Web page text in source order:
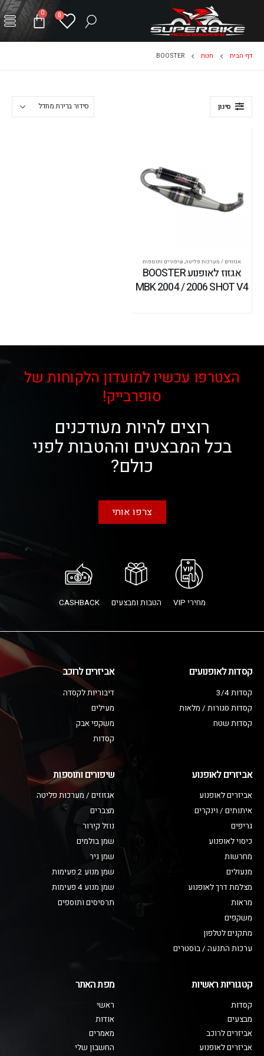
0
0
דף הבית חנות BOOSTER
סינון
אגזוזים / מערכות פליטה, שיפורים ותוספות
אגזוז לאופנוע BOOSTER
MBK 2004 / 2006 SHOT V4
הצטרפו עכשיו למועדון הלקוחות של
סופרבייק!
רוצים להיות מעודכנים
בכל המבצעים וההטבות לפני
כולם?
צרפו אותי
מחירי VIP הטבות ומבצעים CASHBACK
קסדות לאופנועים
קסדות 3/4
קסדות סגורות / מלאות
קסדות שטח
אביזרים לרוכב
דיבוריות לקסדה
מעילים
משקפי אבק
קסדות
אביזרים לאופנוע
אביזרים לאופנוע
איתותים / וינקרים
גריפים
כיסוי לאופנוע
מחרשות
מנעולים
מצלמת דרך לאופנוע
מראות
משקפים
מתקנים לטלפון
ערכות התנעה / בוסטרים
שיפורים ותוספות
אגזוזים / מערכות פליטה
מצברים
נוזל קירור
שמן בולמים
שמן גיר
שמן מנוע 2 פעימות
שמן מנוע 4 פעימות
תרסיסים ותוספים
קטגוריות ראשיות
קסדות
מבצעים
אביזרים לרוכב
אביזרים לאופנוע
מפת האתר
ראשי
אודות
מאמרים
החשבון שלי